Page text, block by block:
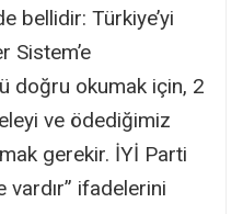
bellidir: Türkiye’yi
Sistem’e
doğru okumak için, 2
ve ödediğimiz
gerekir. İYİ Parti
vardır” ifadelerini